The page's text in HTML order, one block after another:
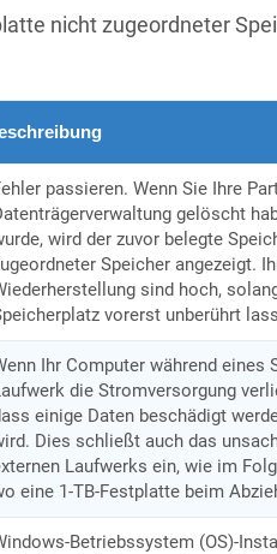
nicht zugeordneter
passieren. Wenn Sie Ihre
gelöscht
wird der zuvor belegte
Speicher angezeigt.
sind hoch,
vorerst unberührt
Ihr Computer während eines
die Stromversorgung
einige Daten beschädigt
Dies schließt auch das
Laufwerks ein, wie im
eine 1-TB-Festplatte beim
Betriebssystem (OS)-